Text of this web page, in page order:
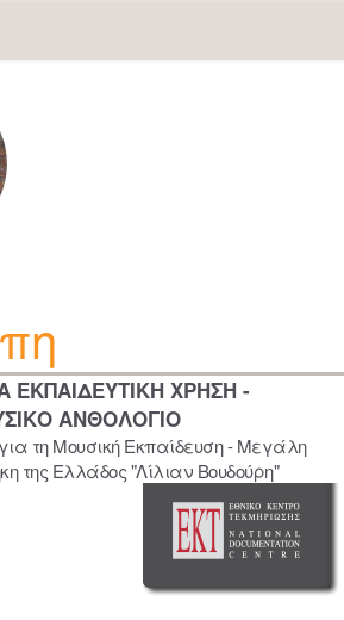
ΕΚΠΑΙΔΕΥΤΙΚΗ ΧΡΗΣΗ -
ΑΝΘΟΛΟΓΙΟ
τη Μουσική Εκπαίδευση - Μεγάλη
της Ελλάδος "Λίλιαν Βουδούρη"